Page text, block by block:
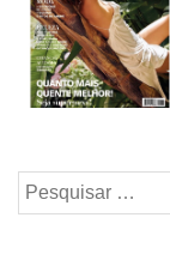
Pesquisar
por: